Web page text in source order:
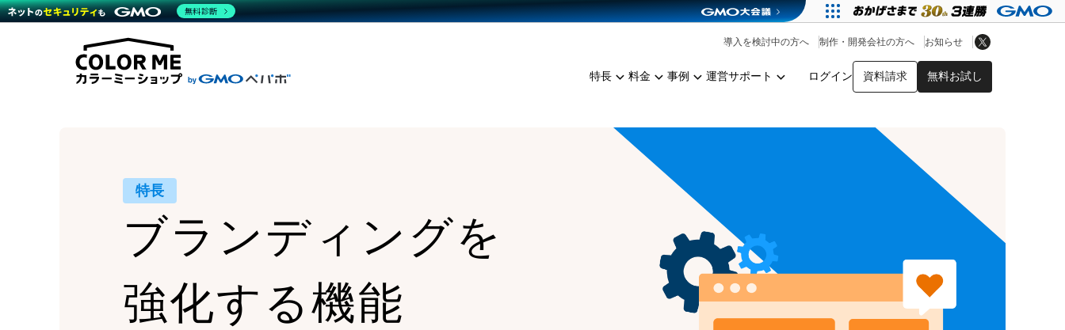
特長 料金 事例 運営サポート ログイン 資料請求 無料お試し
導入を検討中の方へ 制作・開発会社の方へ お知らせ
商材一覧を見る
機能一覧を見る
WordPress導入
モバイルアプリ
複数店舗との連携
雑貨販売 アプリストア
料金
プラン・料金一覧を見る
料金シミュレーション
事例
運営サポート
サポート一覧を見る
コミュニティイベントCarty
YouTubeチャンネル
特長
ブランディングを
強化する機能
無料診断